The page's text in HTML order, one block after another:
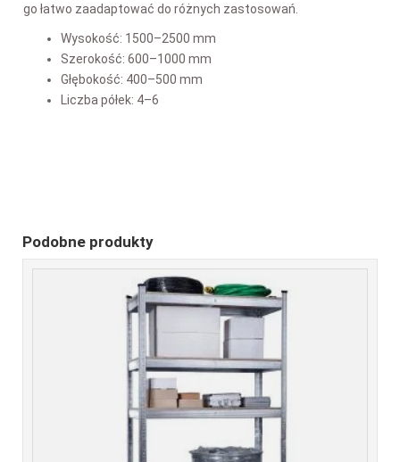
go łatwo zaadaptować do różnych zastosowań.
Wysokość: 1500–2500 mm
Szerokość: 600–1000 mm
Głębokość: 400–500 mm
Liczba półek: 4–6
Podobne produkty